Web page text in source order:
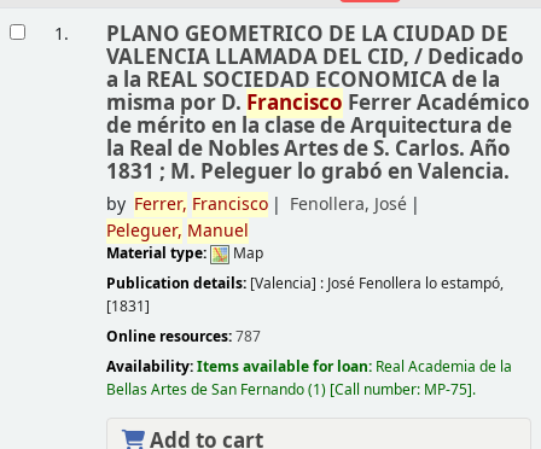
1. PLANO GEOMETRICO DE LA CIUDAD DE
VALENCIA LLAMADA DEL CID, / Dedicado
a la REAL SOCIEDAD ECONOMICA de la
misma por D. Francisco Ferrer Académico
de mérito en la clase de Arquitectura de
la Real de Nobles Artes de S. Carlos. Año
1831 ; M. Peleguer lo grabó en Valencia.
by Ferrer, Francisco
Fenollera, José
Peleguer, Manuel
Material type:
Map
Publication details: [Valencia] : José Fenollera lo estampó,
[1831]
Online resources:787
Availability:Items available for loan: Real Academia de la
Bellas Artes de San Fernando(1) Call number: MP-75 .
Add to cart